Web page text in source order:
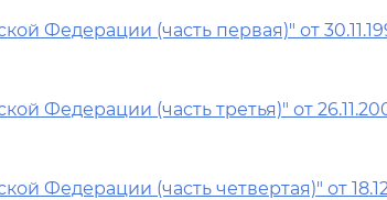
Федерации (часть первая)" от
Федерации (часть третья)" от
Федерации (часть четвертая)" от